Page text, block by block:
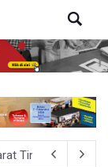
Tinjau Kembali
Masuk Program